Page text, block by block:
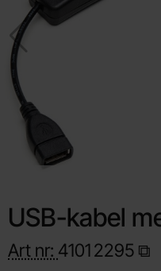
USB-kabel
Art nr: 41012295